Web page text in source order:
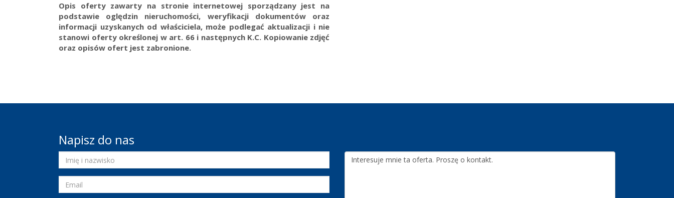
Opis oferty zawarty na stronie internetowej sporządzany jest na
podstawie oględzin nieruchomości, weryfikacji dokumentów oraz
informacji uzyskanych od właściciela, może podlegać aktualizacji i nie
stanowi oferty określonej w art. 66 i następnych K.C. Kopiowanie zdjęć
oraz opisów ofert jest zabronione.
Napisz do nas